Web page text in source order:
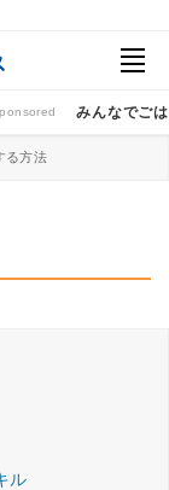
みんなでご
る方法
ル